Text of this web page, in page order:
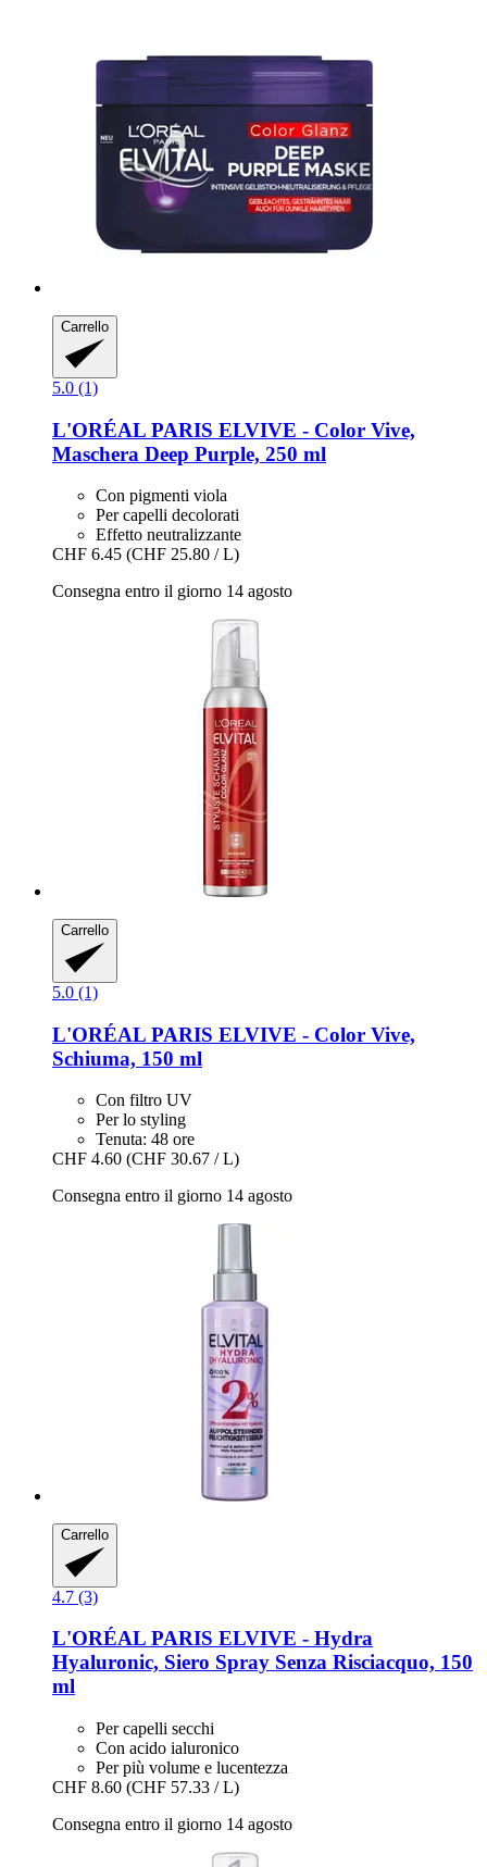
Carrello
5.0 (1)
L'ORÉAL PARIS ELVIVE -​ Color Vive,
Maschera Deep Purple, 250 ml
Con pigmenti viola
Per capelli decolorati
Effetto neutralizzante
CHF 6.45 (CHF 25.80 / L)
Consegna entro il giorno 14 agosto
Carrello
5.0 (1)
L'ORÉAL PARIS ELVIVE -​ Color Vive,
Schiuma, 150 ml
Con filtro UV
Per lo styling
Tenuta: 48 ore
CHF 4.60 (CHF 30.67 / L)
Consegna entro il giorno 14 agosto
Carrello
4.7 (3)
L'ORÉAL PARIS ELVIVE -​ Hydra
Hyaluronic, Siero Spray Senza Risciacquo, 150
ml
Per capelli secchi
Con acido ialuronico
Per più volume e lucentezza
CHF 8.60 (CHF 57.33 / L)
Consegna entro il giorno 14 agosto